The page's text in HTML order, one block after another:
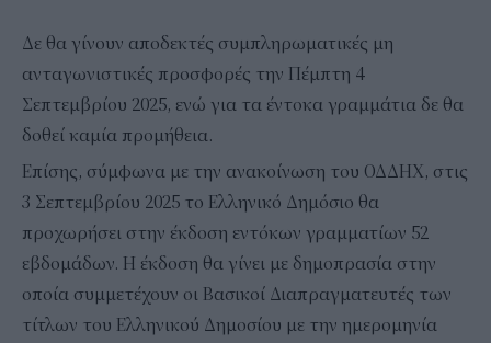
Δε θα γίνουν αποδεκτές συμπληρωματικές μη
ανταγωνιστικές προσφορές την Πέμπτη 4
Σεπτεμβρίου 2025, ενώ για τα έντοκα γραμμάτια δε θα
δοθεί καμία προμήθεια.
Επίσης, σύμφωνα με την ανακοίνωση του ΟΔΔΗΧ, στις
3 Σεπτεμβρίου 2025 το Ελληνικό Δημόσιο θα
προχωρήσει στην έκδοση εντόκων γραμματίων 52
εβδομάδων. Η έκδοση θα γίνει με δημοπρασία στην
οποία συμμετέχουν οι Βασικοί Διαπραγματευτές των
τίτλων του Ελληνικού Δημοσίου με την ημερομηνία